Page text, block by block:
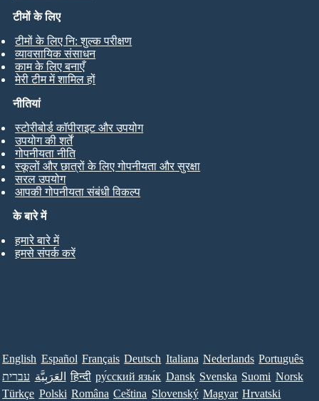
टीमों के लिए
टीमों के लिए नि: शुल्क परीक्षण
व्यावसायिक संसाधन
काम के लिए बनाएँ
मेरी टीम में शामिल हों
के बारे में
हमारे बारे में
हमसे संपर्क करें
नीतियां
स्टोरीबोर्ड कॉपीराइट और उपयोग
उपयोग की शर्तें
गोपनीयता नीति
स्कूलों और छात्रों के लिए गोपनीयता और सुरक्षा
सरल उपयोग
आपकी गोपनीयता संबंधी विकल्प
English Español Français Deutsch Italiana Nederlands Português
עברית العَرَبِيَّة हिन्दी ру́сский язы́к Dansk Svenska Suomi Norsk
Türkçe Polski Româna Ceština Slovenský Magyar Hrvatski